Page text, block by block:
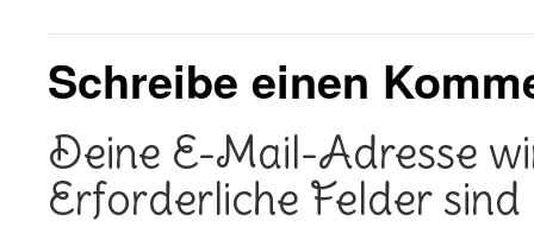
Schreibe einen
Deine E-Mail-Adresse
Erforderliche Felder